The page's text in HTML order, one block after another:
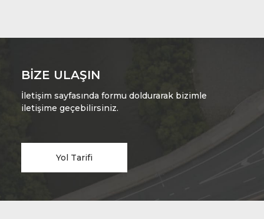
BIZE ULAŞIN
İletişim sayfasında formu doldurarak bizimle
iletişime geçebilirsiniz.
Yol Tarifi